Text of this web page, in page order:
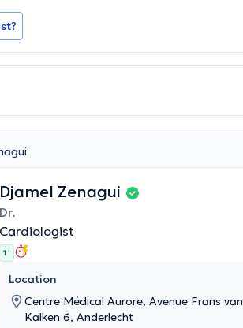
Djamel Zenagui
Dr.
Cardiologist
1 '
Location
Centre Médical Aurore, Avenue Frans van
Kalken 6, Anderlecht